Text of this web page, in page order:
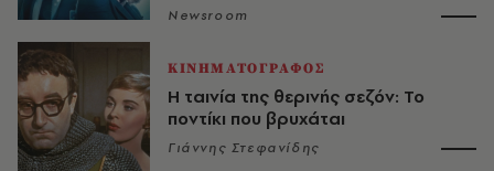
Newsroom
ΚΙΝΗΜΑΤΟΓΡΑΦΟΣ
Η ταινία της θερινής σεζόν: Το
ποντίκι που βρυχάται
Γιάννης Στεφανίδης